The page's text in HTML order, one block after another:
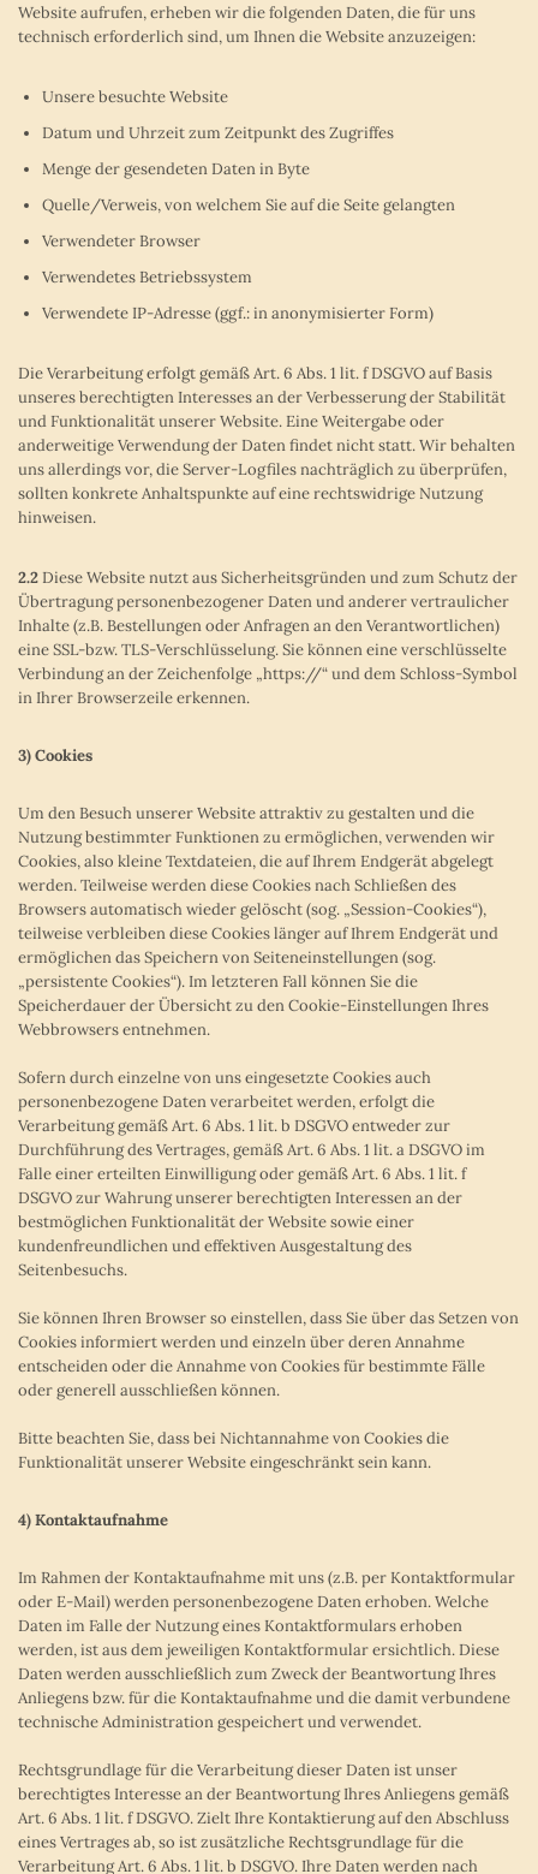
Website aufrufen, erheben wir die folgenden Daten, die für uns
technisch erforderlich sind, um Ihnen die Website anzuzeigen:
Unsere besuchte Website
Datum und Uhrzeit zum Zeitpunkt des Zugriffes
Menge der gesendeten Daten in Byte
Quelle/Verweis, von welchem Sie auf die Seite gelangten
Verwendeter Browser
Verwendetes Betriebssystem
Verwendete IP-Adresse (ggf.: in anonymisierter Form)
Die Verarbeitung erfolgt gemäß Art. 6 Abs. 1 lit. f DSGVO auf Basis
unseres berechtigten Interesses an der Verbesserung der Stabilität
und Funktionalität unserer Website. Eine Weitergabe oder
anderweitige Verwendung der Daten findet nicht statt. Wir behalten
uns allerdings vor, die Server-Logfiles nachträglich zu überprüfen,
sollten konkrete Anhaltspunkte auf eine rechtswidrige Nutzung
hinweisen.
2.2Diese Website nutzt aus Sicherheitsgründen und zum Schutz der
Übertragung personenbezogener Daten und anderer vertraulicher
Inhalte (z.B. Bestellungen oder Anfragen an den Verantwortlichen)
eine SSL-bzw. TLS-Verschlüsselung. Sie können eine verschlüsselte
Verbindung an der Zeichenfolge „https://“ und dem Schloss-Symbol
in Ihrer Browserzeile erkennen.
3) Cookies
Um den Besuch unserer Website attraktiv zu gestalten und die
Nutzung bestimmter Funktionen zu ermöglichen, verwenden wir
Cookies, also kleine Textdateien, die auf Ihrem Endgerät abgelegt
werden. Teilweise werden diese Cookies nach Schließen des
Browsers automatisch wieder gelöscht (sog. „Session-Cookies“),
teilweise verbleiben diese Cookies länger auf Ihrem Endgerät und
ermöglichen das Speichern von Seiteneinstellungen (sog.
„persistente Cookies“). Im letzteren Fall können Sie die
Speicherdauer der Übersicht zu den Cookie-Einstellungen Ihres
Webbrowsers entnehmen.
Sofern durch einzelne von uns eingesetzte Cookies auch
personenbezogene Daten verarbeitet werden, erfolgt die
Verarbeitung gemäß Art. 6 Abs. 1 lit. b DSGVO entweder zur
Durchführung des Vertrages, gemäß Art. 6 Abs. 1 lit. a DSGVO im
Falle einer erteilten Einwilligung oder gemäß Art. 6 Abs. 1 lit. f
DSGVO zur Wahrung unserer berechtigten Interessen an der
bestmöglichen Funktionalität der Website sowie einer
kundenfreundlichen und effektiven Ausgestaltung des
Seitenbesuchs.
Sie können Ihren Browser so einstellen, dass Sie über das Setzen von
Cookies informiert werden und einzeln über deren Annahme
entscheiden oder die Annahme von Cookies für bestimmte Fälle
oder generell ausschließen können.
Bitte beachten Sie, dass bei Nichtannahme von Cookies die
Funktionalität unserer Website eingeschränkt sein kann.
4) Kontaktaufnahme
Im Rahmen der Kontaktaufnahme mit uns (z.B. per Kontaktformular
oder E-Mail) werden personenbezogene Daten erhoben. Welche
Daten im Falle der Nutzung eines Kontaktformulars erhoben
werden, ist aus dem jeweiligen Kontaktformular ersichtlich. Diese
Daten werden ausschließlich zum Zweck der Beantwortung Ihres
Anliegens bzw. für die Kontaktaufnahme und die damit verbundene
technische Administration gespeichert und verwendet.
Rechtsgrundlage für die Verarbeitung dieser Daten ist unser
berechtigtes Interesse an der Beantwortung Ihres Anliegens gemäß
Art. 6 Abs. 1 lit. f DSGVO. Zielt Ihre Kontaktierung auf den Abschluss
eines Vertrages ab, so ist zusätzliche Rechtsgrundlage für die
Verarbeitung Art. 6 Abs. 1 lit. b DSGVO. Ihre Daten werden nach